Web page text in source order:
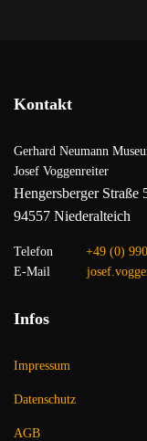
Kontakt
Gerhard Neumann
Josef Voggenreiter
Hengersberger Straße
94557 Niederalteich
Telefon +49 (0)
E-Mail
Infos
Impressum
Datenschutz
AGB